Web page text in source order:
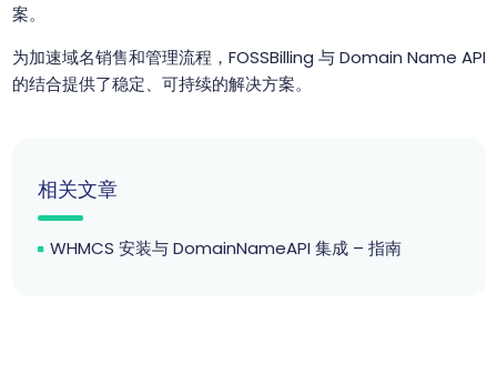
案。
为加速域名销售和管理流程，FOSSBilling 与 Domain Name API
的结合提供了稳定、可持续的解决方案。
相关文章
WHMCS 安装与 DomainNameAPI 集成 – 指南